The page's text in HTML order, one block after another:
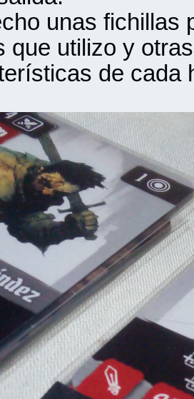
unas fichillas
que utilizo y
de cada